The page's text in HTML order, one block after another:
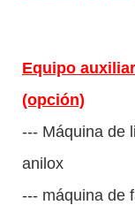
Equipo
(opción)
--- Máquina de
anilox
--- máquina de